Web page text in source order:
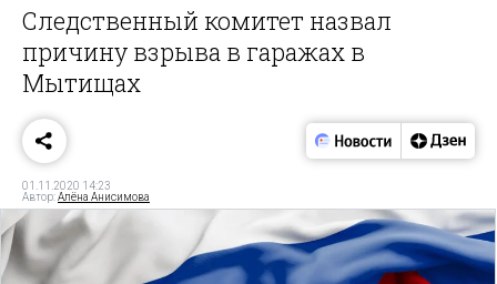
Следственный комитет назвал
причину взрыва в гаражах в
Мытищах
01.11.2020 14:23
Автор:Алёна Анисимова